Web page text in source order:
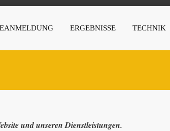
ERGEBNISSE TECHNIK
und unseren Dienstleistungen.